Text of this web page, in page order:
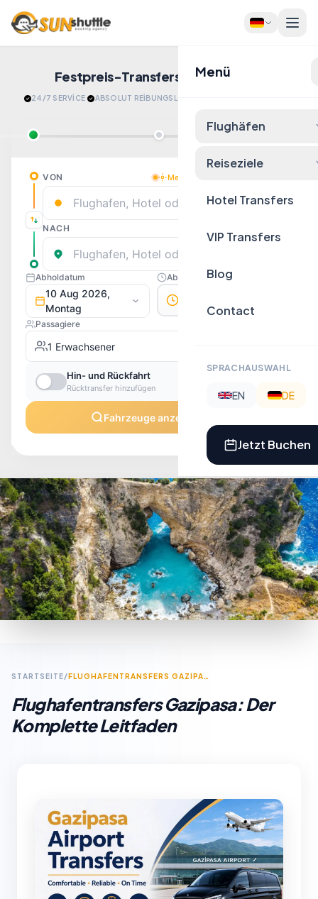
Menü
Flughäfen
Reiseziele
Hotel Transfers
VIP Transfers
Blog
Contact
SPRACHAUSWAHL
EN DE
Jetzt Buchen
Festpreis-Transfers Jetzt Buchen!
24/7 SERVİCE · ABSOLUT REİBUNGSLOS
STARTSEITE/ FLUGHAFENTRANSFERS GAZIPASA: DER KOMPLETTE LEITFADEN
Flughafentransfers Gazipasa: Der
Komplette Leitfaden